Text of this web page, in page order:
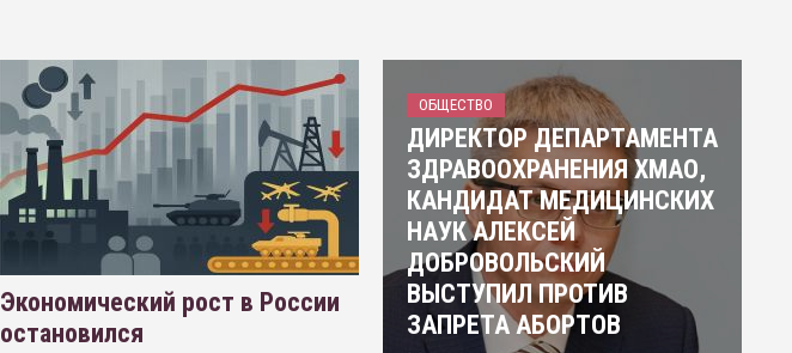
Экономический рост в России
остановился
ОБЩЕСТВО
ДИРЕКТОР ДЕПАРТАМЕНТА
ЗДРАВООХРАНЕНИЯ ХМАО,
КАНДИДАТ МЕДИЦИНСКИХ
НАУК АЛЕКСЕЙ
ДОБРОВОЛЬСКИЙ
ВЫСТУПИЛ ПРОТИВ
ЗАПРЕТА АБОРТОВ